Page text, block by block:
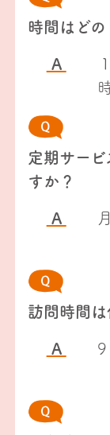
時間はど
A
定期サー
すか？
A
訪問時間
A 9